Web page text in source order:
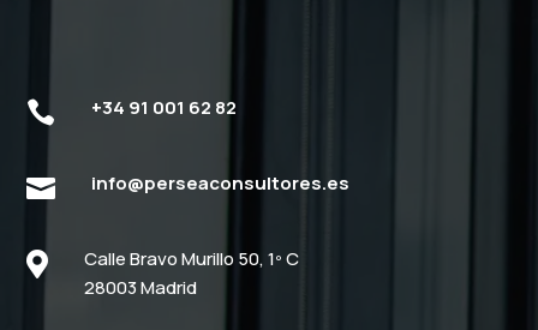
 +34 91 001 62 82
 info@perseaconsultores.es

Calle Bravo Murillo 50, 1º C
28003 Madrid